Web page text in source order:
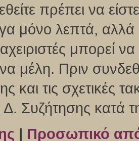
πρέπει να
μόνο λεπτά,
μπορεί
μέλη. Πριν
και τις σχετικές
Δ. Συζήτησης κατά
| Προσωπικό